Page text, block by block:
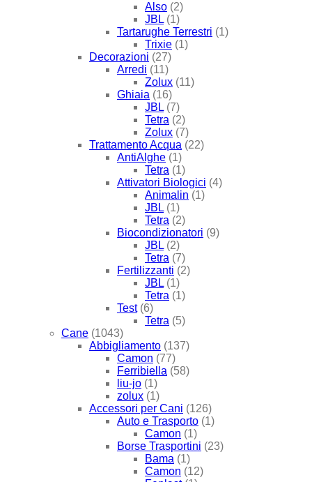
Also (2)
JBL (1)
Tartarughe Terrestri (1)
Trixie (1)
Decorazioni (27)
Arredi (11)
Zolux (11)
Ghiaia (16)
JBL (7)
Tetra (2)
Zolux (7)
Trattamento Acqua (22)
AntiAlghe (1)
Tetra (1)
Attivatori Biologici (4)
Animalin (1)
JBL (1)
Tetra (2)
Biocondizionatori (9)
JBL (2)
Tetra (7)
Fertilizzanti (2)
JBL (1)
Tetra (1)
Test (6)
Tetra (5)
Cane (1043)
Abbigliamento (137)
Camon (77)
Ferribiella (58)
liu-jo (1)
zolux (1)
Accessori per Cani (126)
Auto e Trasporto (1)
Camon (1)
Borse Trasportini (23)
Bama (1)
Camon (12)